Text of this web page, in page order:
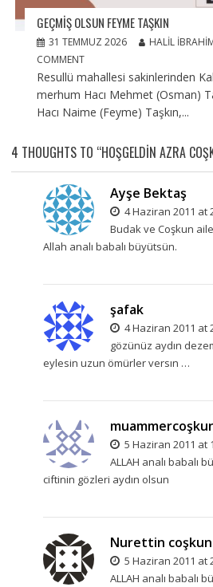
GEÇMIŞ OLSUN FEYME TAŞKIN
31 TEMMUZ 2026 HALIL
COMMENT
Resullü mahallesi sakinlerinden
merhum Hacı Mehmet (Osman)
Hacı Naime (Feyme) Taşkın,...
4 THOUGHTS TO “HOŞGELDIN AZRA
Ayşe Bektaş
4 Haziran 2011 at
Budak ve Coşkun
Allah analı babalı büyütsün.
şafak
4 Haziran 2011 at
gözünüz aydın
eylesin uzun ömürler versın …
5 Haziran 2011 at
ALLAH analı babalı
ciftinin gözleri aydın olsun
Nurettin coşkun
5 Haziran 2011 at
ALLAH analı babalı